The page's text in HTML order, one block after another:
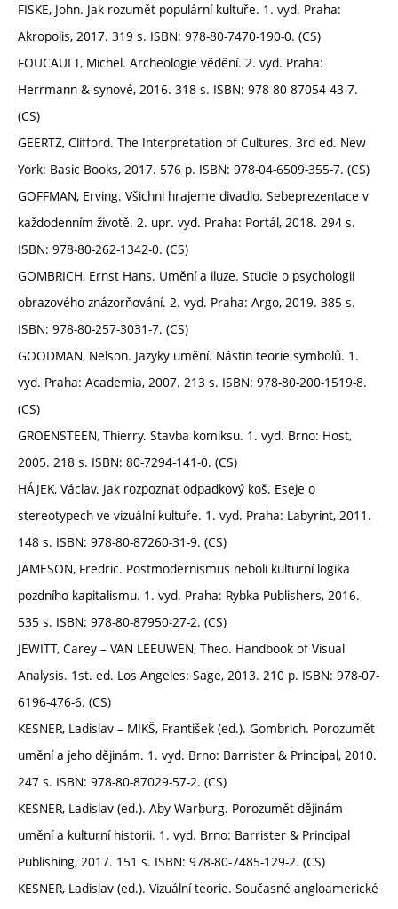
FISKE, John. Jak rozumět populární kultuře. 1. vyd. Praha:
Akropolis, 2017. 319 s. ISBN: 978-80-7470-190-0. (CS)
FOUCAULT, Michel. Archeologie vědění. 2. vyd. Praha:
Herrmann & synové, 2016. 318 s. ISBN: 978-80-87054-43-7.
(CS)
GEERTZ, Clifford. The Interpretation of Cultures. 3rd ed. New
York: Basic Books, 2017. 576 p. ISBN: 978-04-6509-355-7. (CS)
GOFFMAN, Erving. Všichni hrajeme divadlo. Sebeprezentace v
každodenním životě. 2. upr. vyd. Praha: Portál, 2018. 294 s.
ISBN: 978-80-262-1342-0. (CS)
GOMBRICH, Ernst Hans. Umění a iluze. Studie o psychologii
obrazového znázorňování. 2. vyd. Praha: Argo, 2019. 385 s.
ISBN: 978-80-257-3031-7. (CS)
GOODMAN, Nelson. Jazyky umění. Nástin teorie symbolů. 1.
vyd. Praha: Academia, 2007. 213 s. ISBN: 978-80-200-1519-8.
(CS)
GROENSTEEN, Thierry. Stavba komiksu. 1. vyd. Brno: Host,
2005. 218 s. ISBN: 80-7294-141-0. (CS)
HÁJEK, Václav. Jak rozpoznat odpadkový koš. Eseje o
stereotypech ve vizuální kultuře. 1. vyd. Praha: Labyrint, 2011.
148 s. ISBN: 978-80-87260-31-9. (CS)
JAMESON, Fredric. Postmodernismus neboli kulturní logika
pozdního kapitalismu. 1. vyd. Praha: Rybka Publishers, 2016.
535 s. ISBN: 978-80-87950-27-2. (CS)
JEWITT, Carey – VAN LEEUWEN, Theo. Handbook of Visual
Analysis. 1st. ed. Los Angeles: Sage, 2013. 210 p. ISBN: 978-07-
6196-476-6. (CS)
KESNER, Ladislav – MIKŠ, František (ed.). Gombrich. Porozumět
umění a jeho dějinám. 1. vyd. Brno: Barrister & Principal, 2010.
247 s. ISBN: 978-80-87029-57-2. (CS)
KESNER, Ladislav (ed.). Aby Warburg. Porozumět dějinám
umění a kulturní historii. 1. vyd. Brno: Barrister & Principal
Publishing, 2017. 151 s. ISBN: 978-80-7485-129-2. (CS)
KESNER, Ladislav (ed.). Vizuální teorie. Současné angloamerické